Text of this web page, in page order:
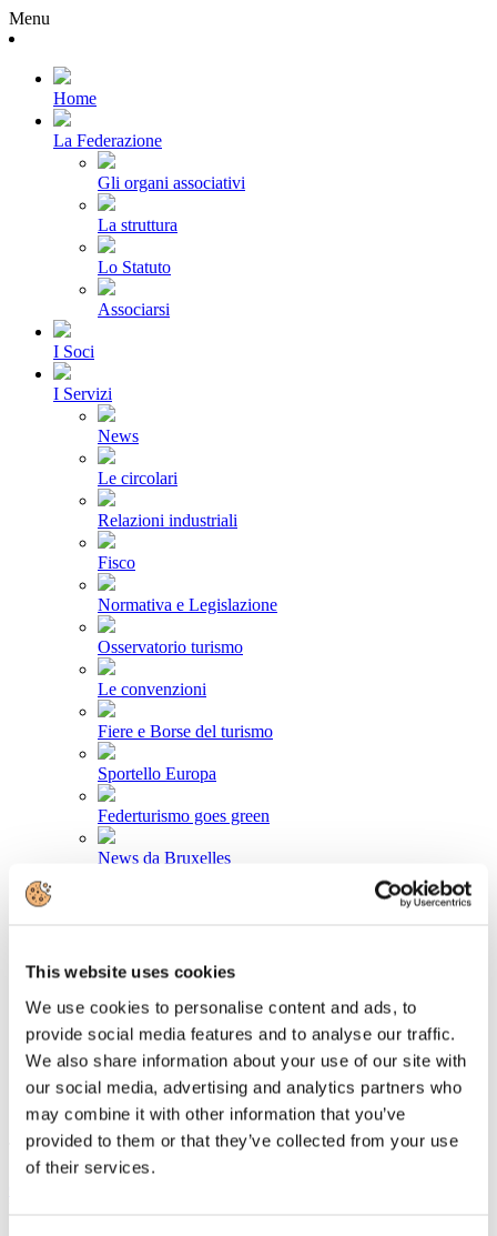
This website uses cookies
We use cookies to personalise content and ads, to
provide social media features and to analyse our traffic.
We also share information about your use of our site with
our social media, advertising and analytics partners who
may combine it with other information that you’ve
provided to them or that they’ve collected from your use
of their services.
Menu
Home
La Federazione
Gli organi associativi
La struttura
Lo Statuto
Associarsi
I Soci
I Servizi
News
Le circolari
Relazioni industriali
Fisco
Normativa e Legislazione
Osservatorio turismo
Le convenzioni
Fiere e Borse del turismo
Sportello Europa
Federturismo goes green
News da Bruxelles
Newsletter
Video
Articoli e Interviste
Contatti
Tel. +39 320 57 80 986
Email segreteria@federturismo.it